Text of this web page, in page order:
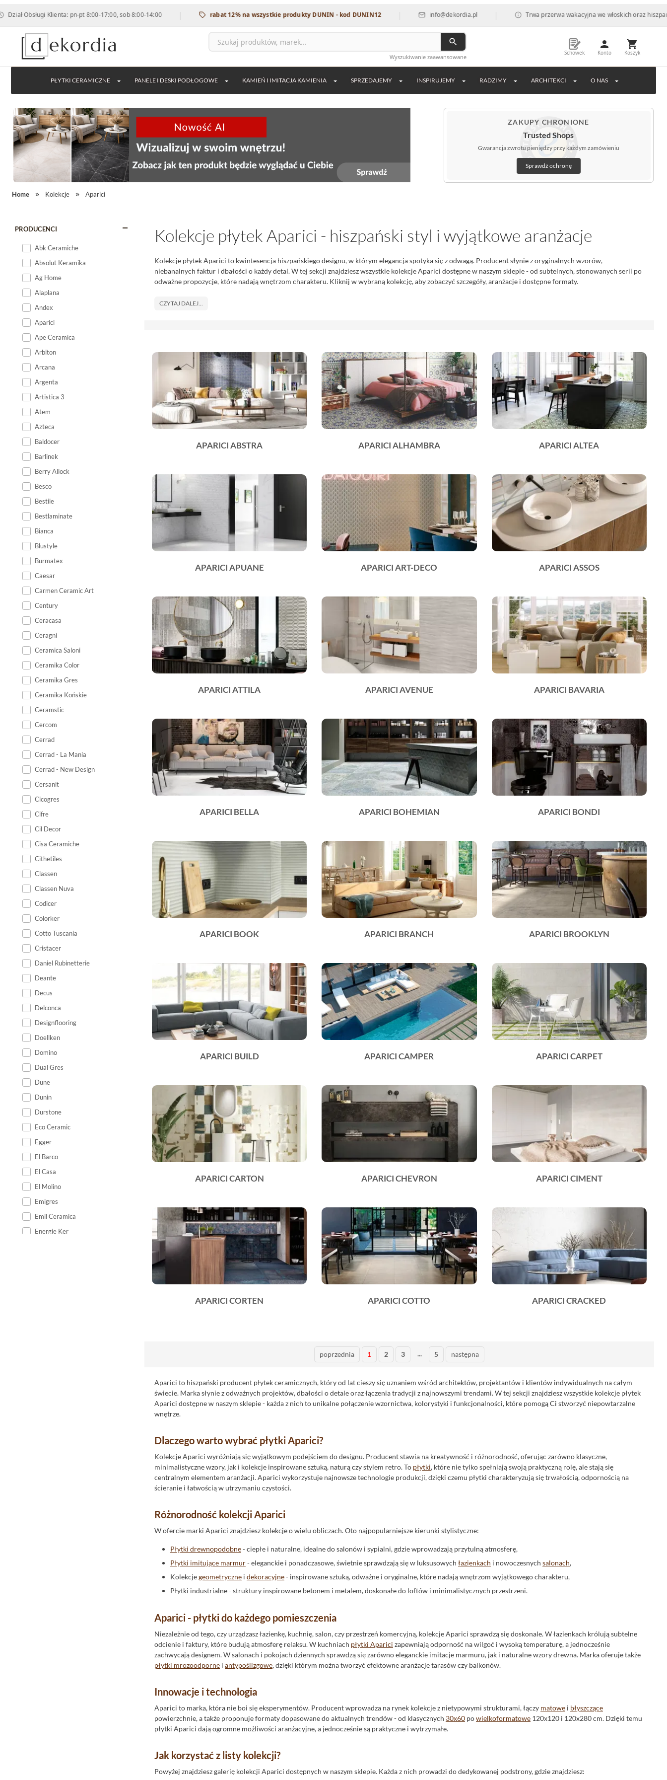
Klienta: pn-pt 8:00-17:00, sob 8:00-14:00 | rabat 12% na wszystkie produkty DUNIN - kod DUNIN12 | info@dekordia.pl | Trwa przerwa wakacyjna we włoskich oraz hiszpańskich
Wyszukiwanie zaawansowane
Schowek Konto Koszyk
PŁYTKI CERAMICZNE PANELE I DESKI PODŁOGOWE KAMIEŃ I IMITACJA KAMIENIA SPRZEDAJEMY INSPIRUJEMY RADZIMY ARCHITEKCI O NAS
ZAKUPY CHRONIONE
Trusted Shops
Gwarancja zwrotu pieniędzy przy każdym zamówieniu
Sprawdź ochronę
Home Kolekcje Aparici
PRODUCENCI
Abk Ceramiche
Absolut Keramika
Ag Home
Alaplana
Andex
Aparici
Ape Ceramica
Arbiton
Arcana
Argenta
Artistica 3
Atem
Azteca
Baldocer
Barlinek
Berry Allock
Besco
Bestile
Bestlaminate
Bianca
Blustyle
Burmatex
Caesar
Carmen Ceramic Art
Century
Ceracasa
Ceragni
Ceramica Saloni
Ceramika Color
Ceramika Gres
Ceramika Końskie
Ceramstic
Cercom
Cerrad
Cerrad - La Mania
Cerrad - New Design
Cersanit
Cicogres
Cifre
Cil Decor
Cisa Ceramiche
Cithetiles
Classen
Classen Nuva
Codicer
Colorker
Cotto Tuscania
Cristacer
Daniel Rubinetterie
Deante
Decus
Delconca
Designflooring
Doellken
Domino
Dual Gres
Dune
Dunin
Durstone
Eco Ceramic
Egger
El Barco
El Casa
El Molino
Emigres
Emil Ceramica
Energie Ker
Kolekcje płytek Aparici - hiszpański styl i wyjątkowe aranżacje
Kolekcje płytek Aparici to kwintesencja hiszpańskiego designu, w którym elegancja spotyka się z odwagą. Producent słynie z oryginalnych wzorów,
niebanalnych faktur i dbałości o każdy detal. W tej sekcji znajdziesz wszystkie kolekcje Aparici dostępne w naszym sklepie - od subtelnych, stonowanych serii po
odważne propozycje, które nadają wnętrzom charakteru. Kliknij w wybraną kolekcję, aby zobaczyć szczegóły, aranżacje i dostępne formaty.
CZYTAJ DALEJ...
APARICI ABSTRA APARICI ALHAMBRA APARICI ALTEA
APARICI APUANE APARICI ART-DECO APARICI ASSOS
APARICI ATTILA APARICI AVENUE APARICI BAVARIA
APARICI BELLA APARICI BOHEMIAN APARICI BONDI
APARICI BOOK APARICI BRANCH APARICI BROOKLYN
APARICI BUILD APARICI CAMPER APARICI CARPET
APARICI CARTON APARICI CHEVRON APARICI CIMENT
APARICI CORTEN APARICI COTTO APARICI CRACKED
poprzednia 1 2 3 ... 5 następna
Aparici to hiszpański producent płytek ceramicznych, który od lat cieszy się uznaniem wśród architektów, projektantów i klientów indywidualnych na całym
świecie. Marka słynie z odważnych projektów, dbałości o detale oraz łączenia tradycji z najnowszymi trendami. W tej sekcji znajdziesz wszystkie kolekcje płytek
Aparici dostępne w naszym sklepie - każda z nich to unikalne połączenie wzornictwa, kolorystyki i funkcjonalności, które pomogą Ci stworzyć niepowtarzalne
wnętrze.
Dlaczego warto wybrać płytki Aparici?
Kolekcje Aparici wyróżniają się wyjątkowym podejściem do designu. Producent stawia na kreatywność i różnorodność, oferując zarówno klasyczne,
minimalistyczne wzory, jak i kolekcje inspirowane sztuką, naturą czy stylem retro. To płytki, które nie tylko spełniają swoją praktyczną rolę, ale stają się
centralnym elementem aranżacji. Aparici wykorzystuje najnowsze technologie produkcji, dzięki czemu płytki charakteryzują się trwałością, odpornością na
ścieranie i łatwością w utrzymaniu czystości.
Różnorodność kolekcji Aparici
W ofercie marki Aparici znajdziesz kolekcje o wielu obliczach. Oto najpopularniejsze kierunki stylistyczne:
Płytki drewnopodobne- ciepłe i naturalne, idealne do salonów i sypialni, gdzie wprowadzają przytulną atmosferę,
Płytki imitujące marmur- eleganckie i ponadczasowe, świetnie sprawdzają się w luksusowych łazienkach i nowoczesnych salonach,
Kolekcjegeometryczne i dekoracyjne- inspirowane sztuką, odważne i oryginalne, które nadają wnętrzom wyjątkowego charakteru,
Płytki industrialne - struktury inspirowane betonem i metalem, doskonałe do loftów i minimalistycznych przestrzeni.
Aparici - płytki do każdego pomieszczenia
Niezależnie od tego, czy urządzasz łazienkę, kuchnię, salon, czy przestrzeń komercyjną, kolekcje Aparici sprawdzą się doskonale. W łazienkach królują subtelne
odcienie i faktury, które budują atmosferę relaksu. W kuchniach płytki Aparici zapewniają odporność na wilgoć i wysoką temperaturę, a jednocześnie
zachwycają designem. W salonach i pokojach dziennych sprawdzą się zarówno eleganckie imitacje marmuru, jak i naturalne wzory drewna. Marka oferuje także
płytki mrozoodporne i antypoślizgowe, dzięki którym można tworzyć efektowne aranżacje tarasów czy balkonów.
Innowacje i technologia
Aparici to marka, która nie boi się eksperymentów. Producent wprowadza na rynek kolekcje z nietypowymi strukturami, łączy matowe i błyszczące
powierzchnie, a także proponuje formaty dopasowane do aktualnych trendów - od klasycznych 30x60 powielkoformatowe 120x120 i 120x280 cm. Dzięki temu
płytki Aparici dają ogromne możliwości aranżacyjne, a jednocześnie są praktyczne i wytrzymałe.
Jak korzystać z listy kolekcji?
Powyżej znajdziesz galerię kolekcji Aparici dostępnych w naszym sklepie. Każda z nich prowadzi do dedykowanej podstrony, gdzie znajdziesz: